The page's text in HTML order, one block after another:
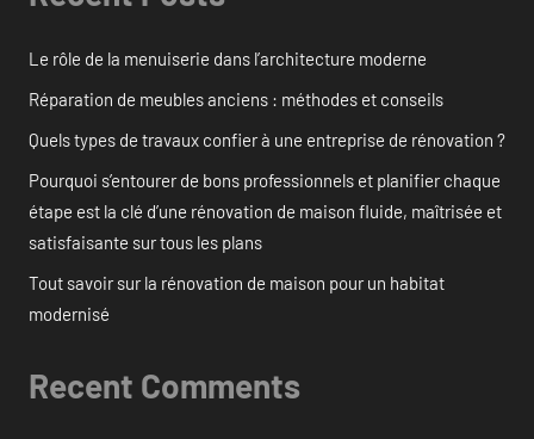
Le rôle de la menuiserie dans l’architecture moderne
Réparation de meubles anciens : méthodes et conseils
Quels types de travaux confier à une entreprise de rénovation ?
Pourquoi s’entourer de bons professionnels et planifier chaque
étape est la clé d’une rénovation de maison fluide, maîtrisée et
satisfaisante sur tous les plans
Tout savoir sur la rénovation de maison pour un habitat
modernisé
Recent Comments